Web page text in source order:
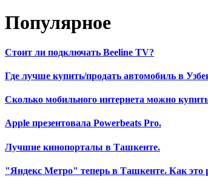
Популярное
Стоит ли подключать Beeline TV?
Где лучше купить/продать автомобиль в
Сколько мобильного интернета можно
Apple презентовала Powerbeats Pro.
Лучшие кинопорталы в Ташкенте.
"Яндекс Метро" теперь в Ташкенте. Как это